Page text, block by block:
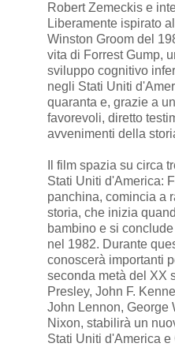
Robert Zemeckis e
Liberamente ispirato
Winston Groom del
vita di Forrest Gump,
sviluppo cognitivo
negli Stati Uniti
quaranta e, grazie a
favorevoli, diretto
avvenimenti della
Il film spazia su circa
Stati Uniti d'America:
panchina, comincia a
storia, che inizia
bambino e si
nel 1982. Durante
conoscerà importanti
seconda metà del XX
Presley, John F.
John Lennon, George
Nixon, stabilirà un
Stati Uniti d'America